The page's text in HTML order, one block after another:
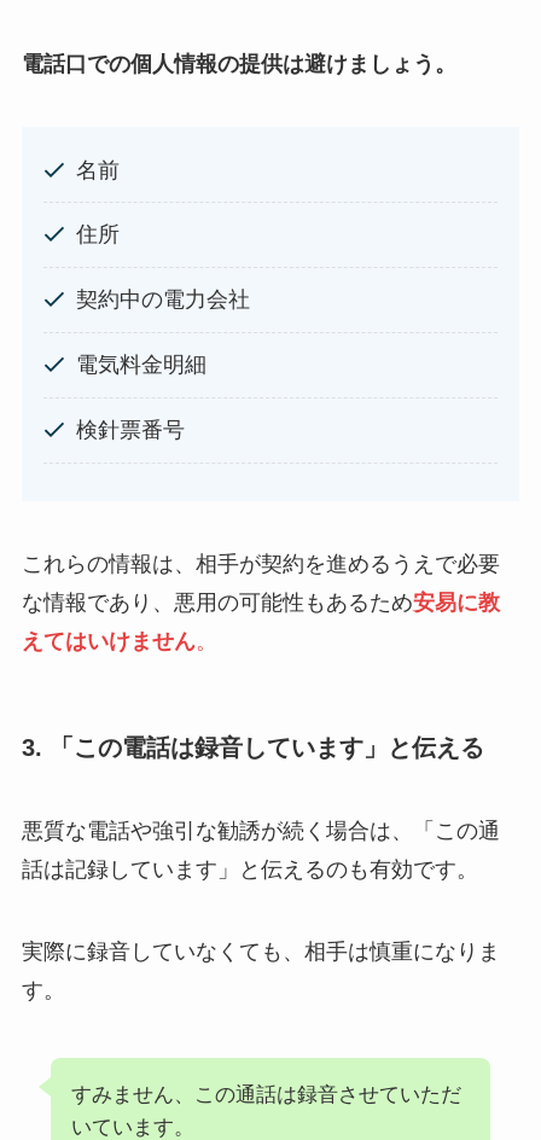
電話口での個人情報の提供は避けましょう。
名前
住所
契約中の電力会社
電気料金明細
検針票番号
これらの情報は、相手が契約を進めるうえで必要
な情報であり、悪用の可能性もあるため安易に教
えてはいけません。
3. 「この電話は録音しています」と伝える
悪質な電話や強引な勧誘が続く場合は、「この通
話は記録しています」と伝えるのも有効です。
実際に録音していなくても、相手は慎重になりま
す。
すみません、この通話は録音させていただ
いています。